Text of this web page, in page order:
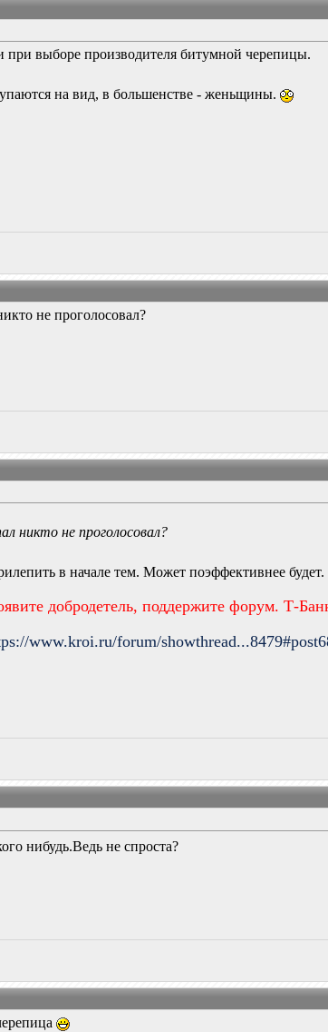
выборе производителя битумной черепицы.
на вид, в большенстве - женьщины.
не проголосовал?
никто не проголосовал?
в начале тем. Может поэффективнее будет.
добродетель, поддержите форум. Т-
www.kroi.ru/forum/
нибудь.Ведь не спроста?